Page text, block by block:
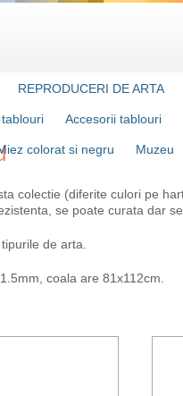
colorat si negru Muzeu
Accesorii tablouri
REPRODUCERI DE ARTA
colectie (diferite culori pe
se poate curata dar
de arta.
coala are 81x112cm.